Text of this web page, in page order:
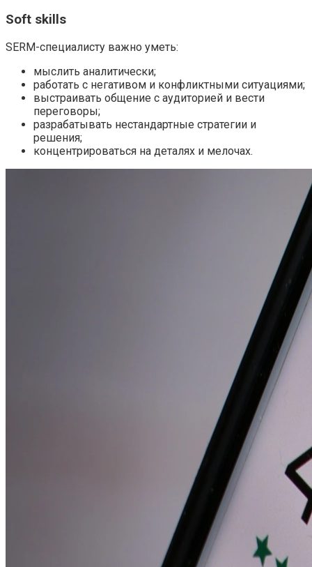
Soft skills
SERM-специалисту важно уметь:
мыслить аналитически;
работать с негативом и конфликтными ситуациями;
выстраивать общение с аудиторией и вести
переговоры;
разрабатывать нестандартные стратегии и
решения;
концентрироваться на деталях и мелочах.